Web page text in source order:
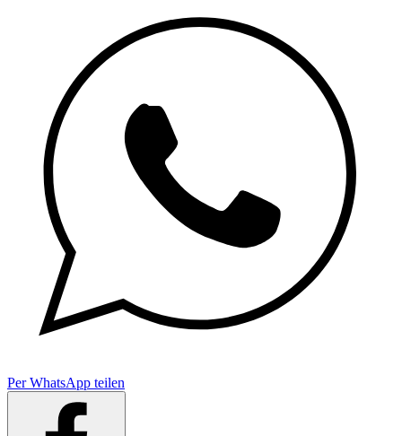
Per WhatsApp teilen